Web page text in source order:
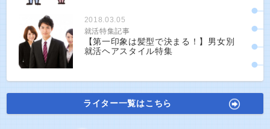
2018.03.05
就活特集記事
【第一印象は髪型で決まる！】男女別
就活ヘアスタイル特集
ライター一覧はこちら